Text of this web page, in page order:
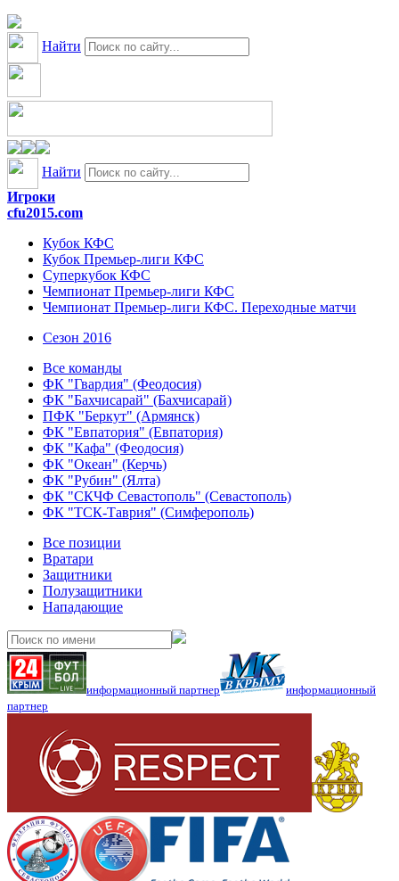
Найти
Найти
Игроки
cfu2015.com
Кубок КФС
Кубок Премьер-лиги КФС
Суперкубок КФС
Чемпионат Премьер-лиги КФС
Чемпионат Премьер-лиги КФС. Переходные матчи
Сезон 2016
Все команды
ФК "Гвардия" (Феодосия)
ФК "Бахчисарай" (Бахчисарай)
ПФК "Беркут" (Армянск)
ФК "Евпатория" (Евпатория)
ФК "Кафа" (Феодосия)
ФК "Океан" (Керчь)
ФК "Рубин" (Ялта)
ФК "СКЧФ Севастополь" (Севастополь)
ФК "ТСК-Таврия" (Симферополь)
Все позиции
Вратари
Защитники
Полузащитники
Нападающие
информационный партнер
информационный
партнер